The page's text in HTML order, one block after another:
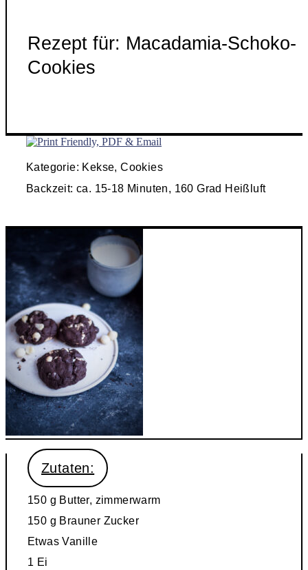
Rezept für: Macadamia-Schoko-
Cookies
Kategorie: Kekse, Cookies
Backzeit: ca. 15-18 Minuten, 160 Grad Heißluft
Zutaten:
150 g Butter, zimmerwarm
150 g Brauner Zucker
Etwas Vanille
1 Ei